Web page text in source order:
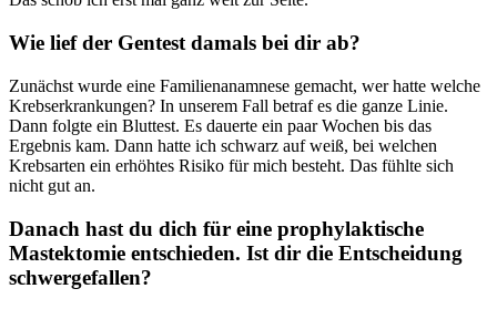
Wie lief der Gentest damals bei dir ab?
Zunächst wurde eine Familienanamnese gemacht, wer hatte welche
Krebserkrankungen? In unserem Fall betraf es die ganze Linie.
Dann folgte ein Bluttest. Es dauerte ein paar Wochen bis das
Ergebnis kam. Dann hatte ich schwarz auf weiß, bei welchen
Krebsarten ein erhöhtes Risiko für mich besteht. Das fühlte sich
nicht gut an.
Danach hast du dich für eine prophylaktische
Mastektomie entschieden. Ist dir die Entscheidung
schwergefallen?